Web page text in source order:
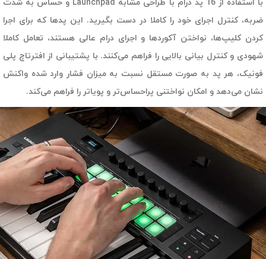
با استفاده از 16 پد درام با طراحی مشابه Launchpad و حساس به شدت
ضربه، کنترل اجرای خود را کاملا در دست بگیرید. این پدها که برای اجرا
کردن کلیپ‌ها، نواختن آکوردها و اجرای درام عالی هستند، تعامل کاملا
شهودی و کنترل بیانی بالایی را فراهم می‌کنند. با پشتیبانی از افترتاچ پلی
فونیک، هر پد به صورت مستقل نسبت به میزان فشار وارد شده واکنش
نشان می‌دهد و امکان نواختنی پراحساس‌تر و پویاتر را فراهم می‌کند.